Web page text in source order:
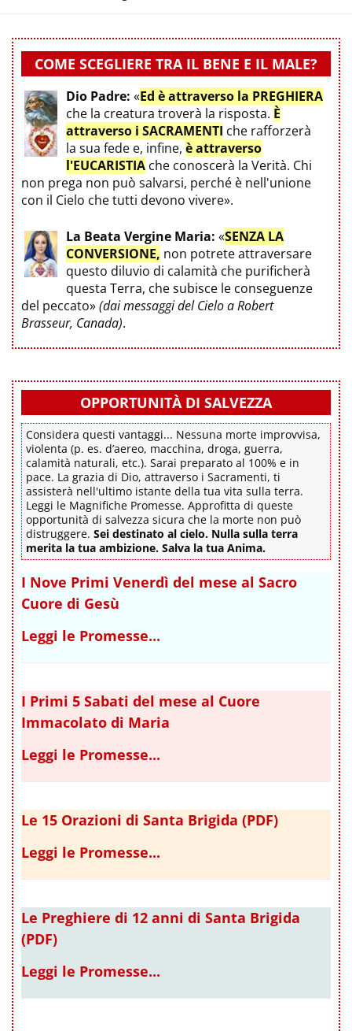
COME SCEGLIERE TRA IL BENE E IL MALE?
Dio Padre: «Ed è attraverso la PREGHIERA
che la creatura troverà la risposta. È
attraverso i SACRAMENTI che rafforzerà
la sua fede e, infine, è attraverso
l'EUCARISTIA che conoscerà la Verità. Chi
non prega non può salvarsi, perché è nell'unione
con il Cielo che tutti devono vivere».
La Beata Vergine Maria: «SENZA LA
CONVERSIONE, non potrete attraversare
questo diluvio di calamità che purificherà
questa Terra, che subisce le conseguenze
del peccato»(dai messaggi del Cielo a Robert
Brasseur, Canada).
OPPORTUNITÀ DI SALVEZZA
Considera questi vantaggi... Nessuna morte improvvisa,
violenta (p. es. d’aereo, macchina, droga, guerra,
calamità naturali, etc.). Sarai preparato al 100% e in
pace. La grazia di Dio, attraverso i Sacramenti, ti
assisterà nell'ultimo istante della tua vita sulla terra.
Leggi le Magnifiche Promesse. Approfitta di queste
opportunità di salvezza sicura che la morte non può
distruggere. Sei destinato al cielo. Nulla sulla terra
merita la tua ambizione. Salva la tua Anima.
I Nove Primi Venerdì del mese al Sacro
Cuore di Gesù
Leggi le Promesse...
I Primi 5 Sabati del mese al Cuore
Immacolato di Maria
Leggi le Promesse...
Le 15 Orazioni di Santa Brigida (PDF)
Leggi le Promesse...
Le Preghiere di 12 anni di Santa Brigida
(PDF)
Leggi le Promesse...